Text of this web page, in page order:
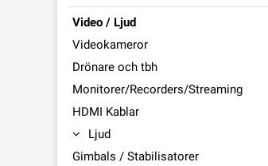
Video / Ljud
Videokameror
Drönare och tbh
Monitorer/Recorders/Streaming
HDMI Kablar
Ljud
Gimbals / Stabilisatorer